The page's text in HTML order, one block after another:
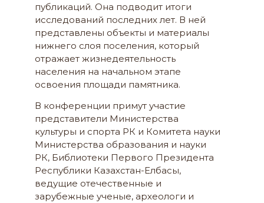
публикаций. Она подводит итоги
исследований последних лет. В ней
представлены объекты и материалы
нижнего слоя поселения, который
отражает жизнедеятельность
населения на начальном этапе
освоения площади памятника.
В конференции примут участие
представители Министерства
культуры и спорта РК и Комитета науки
Министерства образования и науки
РК, Библиотеки Первого Президента
Республики Казахстан-Елбасы,
ведущие отечественные и
зарубежные ученые, археологи и